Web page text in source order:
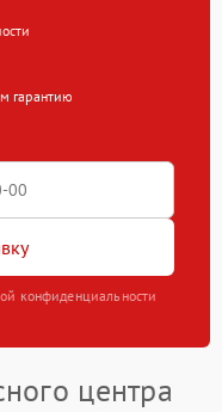
гарантию
конфиденциальности
центра